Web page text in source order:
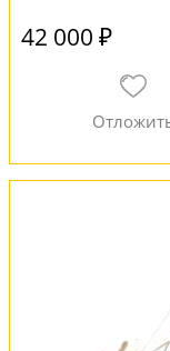
42 000 ₽